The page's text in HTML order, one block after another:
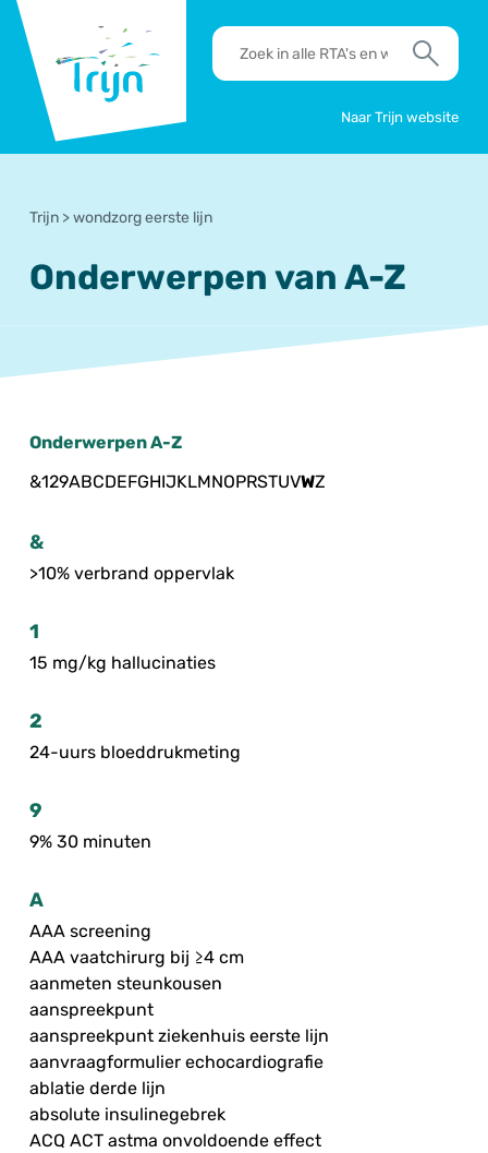
Trijn
RTA's
en
Zoek
Naar Trijn website
Trijn >wondzorg eerste lijn
Onderwerpen van A-Z
Onderwerpen A-Z
&129ABCDEFGHIJKLMNOPRSTUVWZ
&
>10% verbrand oppervlak
1
15 mg/kg hallucinaties
2
24-uurs bloeddrukmeting
9
9% 30 minuten
A
AAA screening
AAA vaatchirurg bij ≥4 cm
aanmeten steunkousen
aanspreekpunt
aanspreekpunt ziekenhuis eerste lijn
aanvraagformulier echocardiografie
ablatie derde lijn
absolute insulinegebrek
ACQ ACT astma onvoldoende effect